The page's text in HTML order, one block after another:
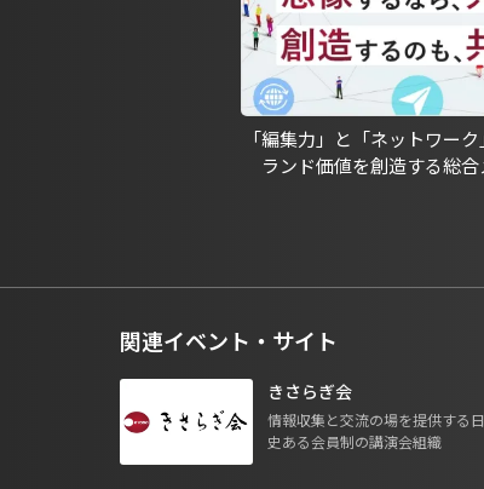
「編集力」と「ネットワー
ランド価値を創造する総
関連イベント・サイト
きさらぎ会
情報収集と交流の場を提供する
史ある会員制の講演会組織